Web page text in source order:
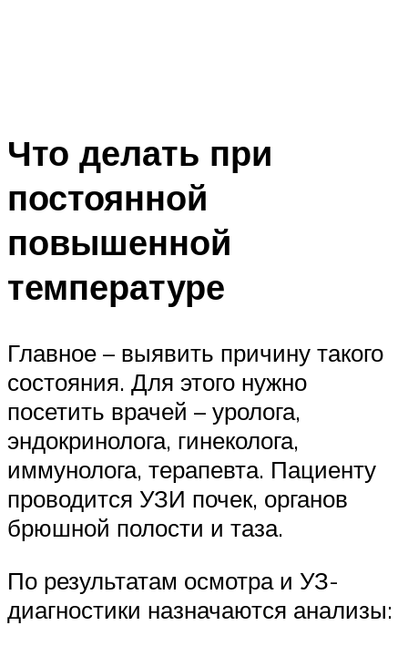
Что делать при
постоянной
повышенной
температуре
Главное – выявить причину такого
состояния. Для этого нужно
посетить врачей – уролога,
эндокринолога, гинеколога,
иммунолога, терапевта. Пациенту
проводится УЗИ почек, органов
брюшной полости и таза.
По результатам осмотра и УЗ-
диагностики назначаются анализы: